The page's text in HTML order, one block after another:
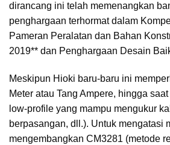
dirancang ini telah memenangkan
penghargaan terhormat dalam
Pameran Peralatan dan Bahan
2019** dan Penghargaan Desain
Meskipun Hioki baru-baru ini
Meter atau Tang Ampere, hingga
low-profile yang mampu mengukur
berpasangan, dll.). Untuk mengatasi
mengembangkan CM3281 (metode